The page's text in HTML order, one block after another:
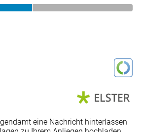
eine Nachricht hinterlassen